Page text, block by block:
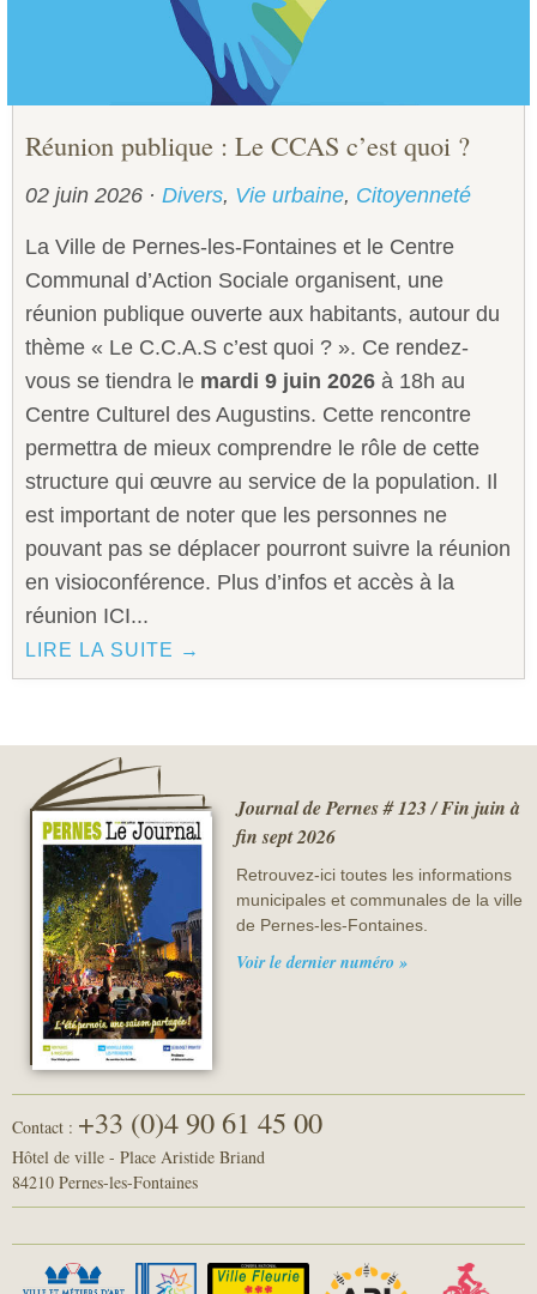
Réunion publique : Le CCAS c’est quoi ?
02 juin 2026 · Divers, Vie urbaine, Citoyenneté
La Ville de Pernes-les-Fontaines et le Centre
Communal d’Action Sociale organisent, une
réunion publique ouverte aux habitants, autour du
thème « Le C.C.A.S c’est quoi ? ». Ce rendez-
vous se tiendra le mardi 9 juin 2026 à 18h au
Centre Culturel des Augustins. Cette rencontre
permettra de mieux comprendre le rôle de cette
structure qui œuvre au service de la population. Il
est important de noter que les personnes ne
pouvant pas se déplacer pourront suivre la réunion
en visioconférence. Plus d’infos et accès à la
réunion ICI...
LIRE LA SUITE →
Journal de Pernes # 123 / Fin juin à
fin sept 2026
Retrouvez-ici toutes les informations
municipales et communales de la ville
de Pernes-les-Fontaines.
Voir le dernier numéro »
Contact : +33 (0)4 90 61 45 00
Hôtel de ville - Place Aristide Briand
84210 Pernes-les-Fontaines